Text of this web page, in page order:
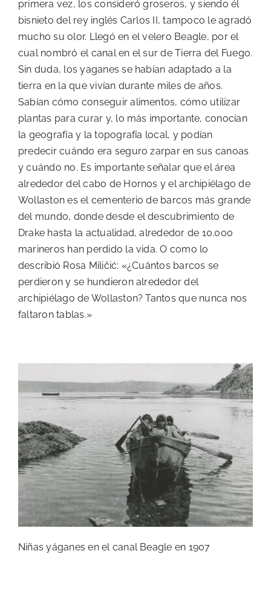
primera vez, los consideró groseros, y siendo él
bisnieto del rey inglés Carlos II, tampoco le agradó
mucho su olor. Llegó en el velero Beagle, por el
cual nombró el canal en el sur de Tierra del Fuego.
Sin duda, los yaganes se habían adaptado a la
tierra en la que vivían durante miles de años.
Sabían cómo conseguir alimentos, cómo utilizar
plantas para curar y, lo más importante, conocían
la geografía y la topografía local, y podían
predecir cuándo era seguro zarpar en sus canoas
y cuándo no. Es importante señalar que el área
alrededor del cabo de Hornos y el archipiélago de
Wollaston es el cementerio de barcos más grande
del mundo, donde desde el descubrimiento de
Drake hasta la actualidad, alrededor de 10.000
marineros han perdido la vida. O como lo
describió Rosa Miličić: «¿Cuántos barcos se
perdieron y se hundieron alrededor del
archipiélago de Wollaston? Tantos que nunca nos
faltaron tablas.»
Niñas yáganes en el canal Beagle en 1907